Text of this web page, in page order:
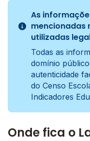
As
mencionadas
utilizadas
Todas as
domínio
autenticidade
do Censo
Indicadores
Onde fica o